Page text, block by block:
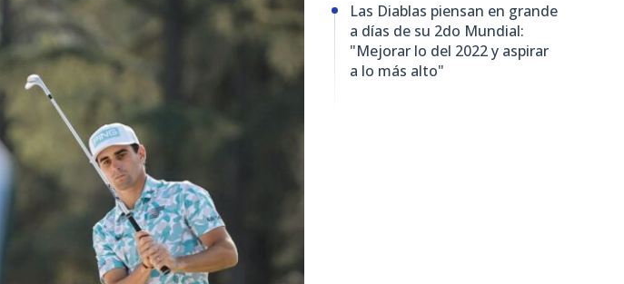
Las Diablas piensan en grande
a días de su 2do Mundial:
"Mejorar lo del 2022 y aspirar
a lo más alto"